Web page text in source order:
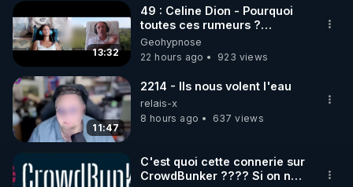
http://rgnr.li/news
🌱 VIDÉOS NON CENSURÉES SUR ODYSEE
Toutes les vidéos Youtube sont aussi sur la
http://rgnr.li/odysee
🌱 LES STAGES EN PRÉSENTIEL
13:32
49 : Celine Dion - Pourquoi
toutes ces rumeurs ?
Enquête sous hypnose
Geohypnose
22 hours ago
923 views
11:47
2214 - Ils nous volent l'eau
relais-x
8 hours ago
637 views
C'est quoi cette connerie sur
CrowdBunker ???? Si on ne